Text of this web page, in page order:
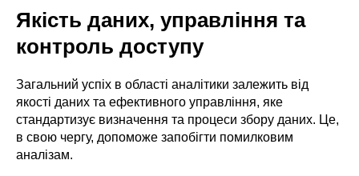
Якість даних, управління та
контроль доступу
Загальний успіх в області аналітики залежить від
якості даних та ефективного управління, яке
стандартизує визначення та процеси збору даних. Це,
в свою чергу, допоможе запобігти помилковим
аналізам.